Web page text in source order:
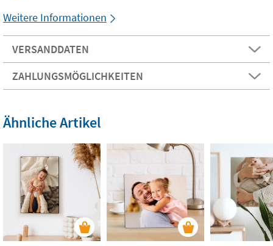
Weitere Informationen
VERSANDDATEN
ZAHLUNGSMÖGLICHKEITEN
Ähnliche Artikel